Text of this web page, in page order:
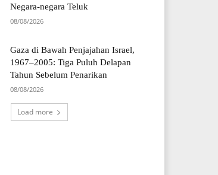
Negara-negara Teluk
08/08/2026
Gaza di Bawah Penjajahan Israel,
1967–2005: Tiga Puluh Delapan
Tahun Sebelum Penarikan
08/08/2026
Load more